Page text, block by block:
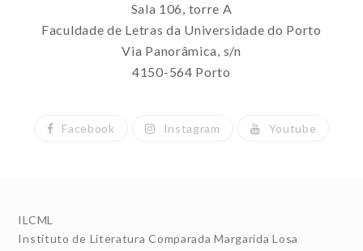
Sala 106, torre A
Faculdade de Letras da Universidade do Porto
Via Panorâmica, s/n
4150-564 Porto
Facebook Instagram Youtube
ILCML
Instituto de Literatura Comparada Margarida Losa